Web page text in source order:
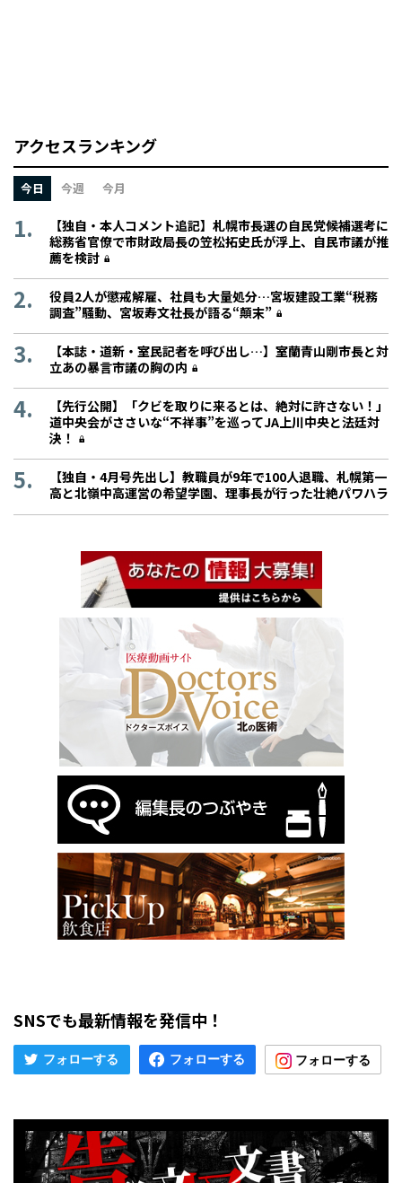
アクセスランキング
今日 今週 今月
【独自・本人コメント追記】札幌市長選の自民党候補選考に
総務省官僚で市財政局長の笠松拓史氏が浮上、自民市議が推
薦を検討
役員2人が懲戒解雇、社員も大量処分…宮坂建設工業“税務
調査”騒動、宮坂寿文社長が語る“顛末”
【本誌・道新・室民記者を呼び出し…】室蘭青山剛市長と対
立あの暴言市議の胸の内
【先行公開】「クビを取りに来るとは、絶対に許さない！」
道中央会がささいな“不祥事”を巡ってJA上川中央と法廷対
決！
【独自・4月号先出し】教職員が9年で100人退職、札幌第一
高と北嶺中高運営の希望学園、理事長が行った壮絶パワハラ
SNSでも最新情報を発信中！